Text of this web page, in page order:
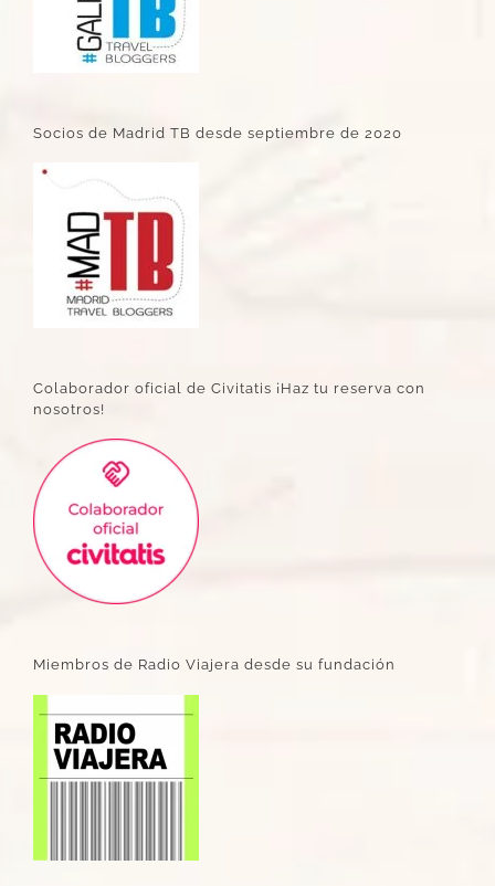
Socios de Madrid TB desde septiembre de 2020
Colaborador oficial de Civitatis ¡Haz tu reserva con
nosotros!
Miembros de Radio Viajera desde su fundación